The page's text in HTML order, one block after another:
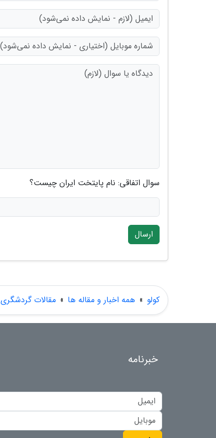
سوال اتفاقی: نام پایتخت ایران چیست؟
ارسال
کولو » همه اخبار و مقاله ها » مقالات گردشگری
خبرنامه